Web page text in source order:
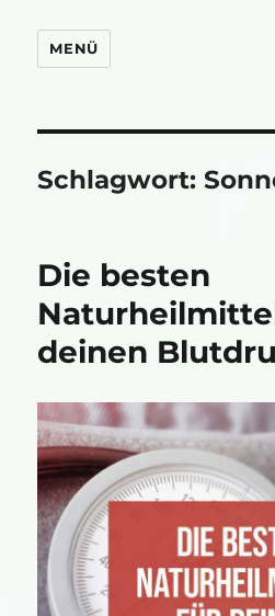
MENÜ
Schlagwort:
Die besten
deinen